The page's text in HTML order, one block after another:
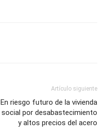
Artículo siguiente
En riesgo futuro de la vivienda
social por desabastecimiento
y altos precios del acero